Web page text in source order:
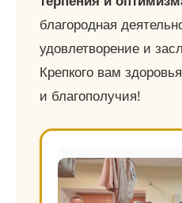
благородная
удовлетворение и
Крепкого вам
и благополучия!